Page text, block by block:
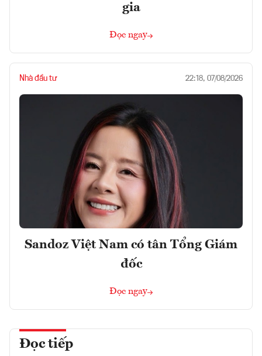
gia
Đọc ngay
Nhà đầu tư 22:18, 07/08/2026
Sandoz Việt Nam có tân Tổng Giám
đốc
Đọc ngay
Đọc tiếp